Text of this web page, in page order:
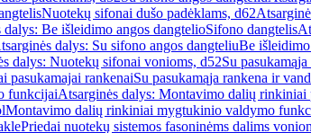
Nuotekų sifonai dušo padėklams, d62
dalys: Be išleidimo angos dangtelioSifono dangtelis
dalys: Su sifono angos dangteliuBe
dalys: Nuotekų sifonai vonioms, d52Su pasukamąja
pasukamajai rankenaiSu pasukamąja rankena ir
funkcijaiAtsarginės dalys: Montavimo dalių
Montavimo dalių rinkiniai mygtukinio valdymo
Priedai nuotekų sistemos fasoninėms dalims